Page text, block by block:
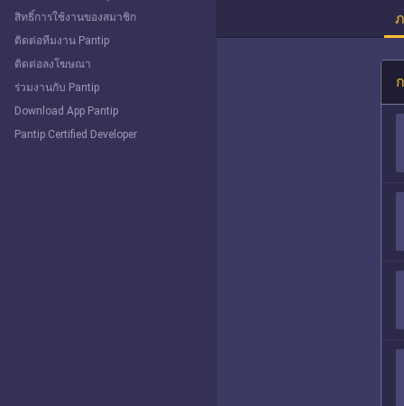
สิทธิ์การใช้งานของสมาชิก
ติดต่อทีมงาน Pantip
ติดต่อลงโฆษณา
ร่วมงานกับ Pantip
Download App Pantip
Pantip Certified Developer